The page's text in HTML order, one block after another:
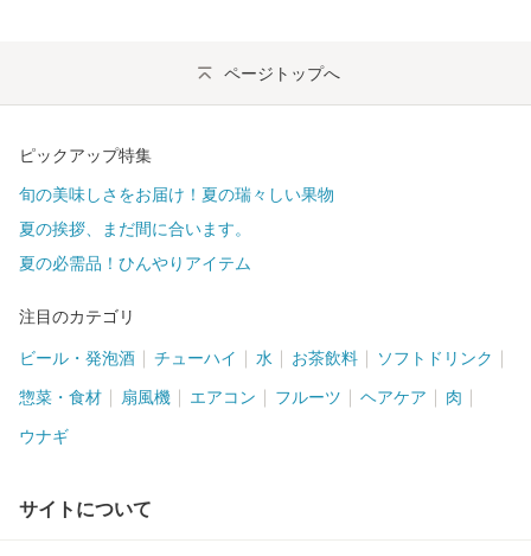
ページトップへ
ピックアップ特集
旬の美味しさをお届け！夏の瑞々しい果物
夏の挨拶、まだ間に合います。
夏の必需品！ひんやりアイテム
注目のカテゴリ
ビール・発泡酒 チューハイ 水 お茶飲料 ソフトドリンク
惣菜・食材 扇風機 エアコン フルーツ ヘアケア 肉
ウナギ
サイトについて